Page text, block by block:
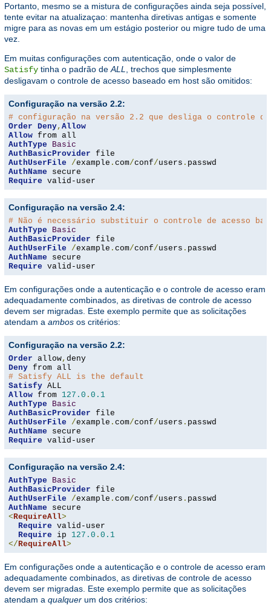
Portanto, mesmo se a mistura de configurações ainda seja possível,
tente evitar na atualizaçao: mantenha diretivas antigas e somente
migre para as novas em um estágio posterior ou migre tudo de uma
vez.
Em muitas configurações com autenticação, onde o valor de
Satisfy tinha o padrão de ALL
, trechos que simplesmente
desligavam o controle de acesso baseado em host são omitidos:
Configuração na versão 2.2:
# configuração na versão 2.2 que desliga o controle de
Order Deny, Allow
Allow
AuthType
Basic
AuthBasicProvider
AuthUserFile
/example . com/conf/users .
AuthName
Require valid-user
Configuração na versão 2.4:
# Não é necessário substituir o controle de acesso
AuthType
Basic
AuthBasicProvider
AuthUserFile
/example . com/conf/users .
AuthName
Require valid-user
Em configurações onde a autenticação e o controle de acesso eram
adequadamente combinados, as diretivas de controle de acesso
devem ser migradas. Este exemplo permite que as solicitações
atendam a ambos os critérios:
Configuração na versão 2.2:
Order allow,
Deny
# Satisfy ALL is the default
Satisfy
Allow from 127.0 . 0.1
AuthType
Basic
AuthBasicProvider
AuthUserFile
/example . com/conf/users .
AuthName
Require valid-user
Configuração na versão 2.4:
AuthType
Basic
AuthBasicProvider
AuthUserFile
/example . com/conf/users .
AuthName
<RequireAll>
Require valid-user
Require ip 127.0 . 0.1
</RequireAll>
Em configurações onde a autenticação e o controle de acesso eram
adequadamente combinados, as diretivas de controle de acesso
devem ser migradas. Este exemplo permite que as solicitações
atendam a qualquer um dos critérios: